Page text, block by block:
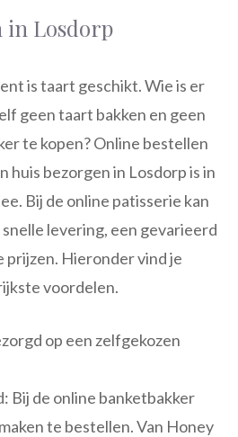
in Losdorp
is taart geschikt. Wie is er
geen taart bakken en geen
te kopen? Online bestellen
huis bezorgen in Losdorp is in
Bij de online patisserie kan
levering, een gevarieerd
prijzen. Hieronder vind je
voordelen.
op een zelfgekozen
Bij de online banketbakker
te bestellen. Van Honey